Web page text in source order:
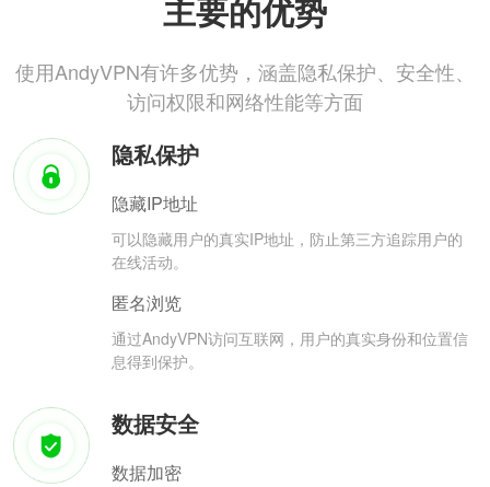
主要的优势
使用AndyVPN有许多优势，涵盖隐私保护、安全性、
访问权限和网络性能等方面
隐私保护
隐藏IP地址
可以隐藏用户的真实IP地址，防止第三方追踪用户的
在线活动。
匿名浏览
通过AndyVPN访问互联网，用户的真实身份和位置信
息得到保护。
数据安全
数据加密